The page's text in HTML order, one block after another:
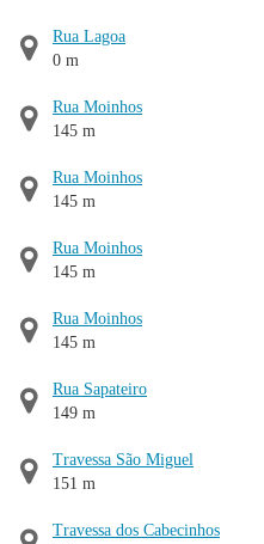
Rua Lagoa
0 m
Rua Moinhos
145 m
Rua Moinhos
145 m
Rua Moinhos
145 m
Rua Moinhos
145 m
Rua Sapateiro
149 m
Travessa São Miguel
151 m
Travessa dos Cabecinhos